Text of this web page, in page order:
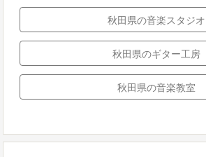
秋田県の音楽スタジオ
秋田県のギター工房
秋田県の音楽教室